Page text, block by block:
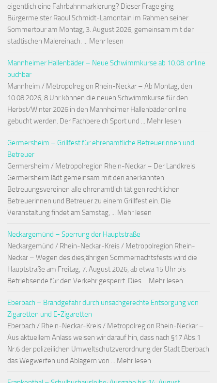
eigentlich eine Fahrbahnmarkierung? Dieser Frage ging
Bürgermeister Raoul Schmidt-Lamontain im Rahmen seiner
Sommertour am Montag, 3. August 2026, gemeinsam mit der
städtischen Malereinach. ... Mehr lesen
Mannheimer Hallenbäder – Neue Schwimmkurse ab 10.08. online
buchbar
Mannheim / Metropolregion Rhein-Neckar – Ab Montag, den
10.08.2026, 8 Uhr können die neuen Schwimmkurse für den
Herbst/Winter 2026 in den Mannheimer Hallenbäder online
gebucht werden. Der Fachbereich Sport und ... Mehr lesen
Germersheim – Grillfest für ehrenamtliche Betreuerinnen und
Betreuer
Germersheim / Metropolregion Rhein-Neckar – Der Landkreis
Germersheim lädt gemeinsam mit den anerkannten
Betreuungsvereinen alle ehrenamtlich tätigen rechtlichen
Betreuerinnen und Betreuer zu einem Grillfest ein. Die
Veranstaltung findet am Samstag, ... Mehr lesen
Neckargemünd – Sperrung der Hauptstraße
Neckargemünd / Rhein-Neckar-Kreis / Metropolregion Rhein-
Neckar – Wegen des diesjährigen Sommernachtsfests wird die
Hauptstraße am Freitag, 7. August 2026, ab etwa 15 Uhr bis
Betriebsende für den Verkehr gesperrt. Dies ... Mehr lesen
Eberbach – Brandgefahr durch unsachgerechte Entsorgung von
Zigaretten und E-Zigaretten
Eberbach / Rhein-Neckar-Kreis / Metropolregion Rhein-Neckar –
Aus aktuellem Anlass weisen wir darauf hin, dass nach §17 Abs.1
Nr.6 der polizeilichen Umweltschutzverordnung der Stadt Eberbach
das Wegwerfen und Ablagern von ... Mehr lesen